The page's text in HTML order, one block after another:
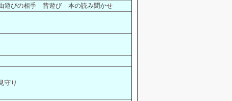
遊びの相手 昔遊び 本の読み聞かせ
守り